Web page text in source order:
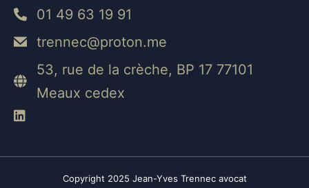
01 49 63 19 91
trennec@proton.me
53, rue de la crèche, BP 17 77101
Meaux cedex
Copyright 2025 Jean-Yves Trennec avocat